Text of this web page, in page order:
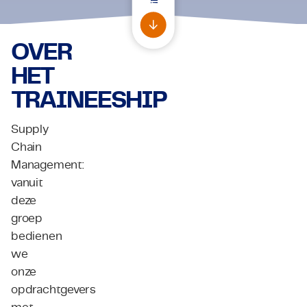
Certificaten & Compliance
Corporate vacancies
Contact
OVER
HET
TRAINEESHIP
Supply
Chain
Management:
vanuit
deze
groep
bedienen
we
onze
opdrachtgevers